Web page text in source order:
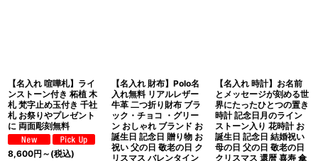
絞り込む
【名入れ 喧嘩札】ライ
ンストーン付き 柘植 木
札 梵字止め玉付き 千社
札 お祭りやプレゼント
に 両面彫刻無料
8,600円 ～ (税込)
【名入れ 財布】Polo名
入れ無料 リアルレザー
牛革 二つ折り財布 ブラ
ック・チョコ ・グリー
ン おしゃれ ブランド お
誕生日 記念日 贈り物 お
祝い 父の日 敬老の日 ク
リスマス バレンタイン
【名入れ 時計】お名前
とメッセージが刻める世
界にたったひとつの置き
時計 記念日月のライン
ストーン入り 花時計 お
誕生日 記念日 結婚祝い
母の日 父の日 敬老の日
クリスマス 還暦 喜寿 傘